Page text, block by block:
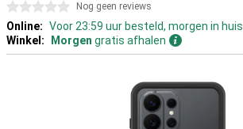
0 sterren Nog geen reviews
Online: Voor 23:59 uur besteld, morgen in huis
Winkel:
Morgen gratis afhalen